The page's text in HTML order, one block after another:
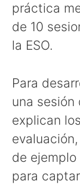
práctica
de 10
la ESO.
Para
una sesión
explican
de
para